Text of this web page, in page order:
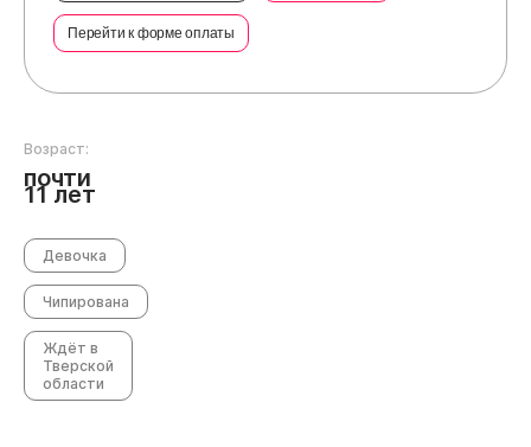
Перейти к форме оплаты
Возраст:
почти
11 лет
Девочка
Чипирована
Ждёт в
Тверской
области